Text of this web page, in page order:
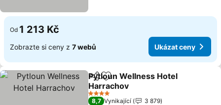
Od 1 213 Kč
Zobrazte si ceny z 7 webů Ukázat ceny
SdíletPřidat na seznam oblíbených
Pytloun Wellness Hotel
Harrachov
4 Počet hvězdiček
8,7 Vynikající
3 879